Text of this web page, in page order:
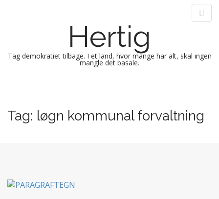
Hertig
Tag demokratiet tilbage. I et land, hvor mange har alt, skal ingen
mangle det basale.
i
n
p
t
e
Tag: løgn kommunal forvaltning